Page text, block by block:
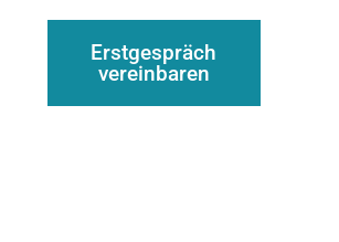
Erstgespräch
vereinbaren